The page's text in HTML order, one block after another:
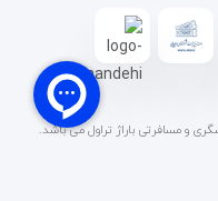
و مسافرتی باراژ تراول می باشد.